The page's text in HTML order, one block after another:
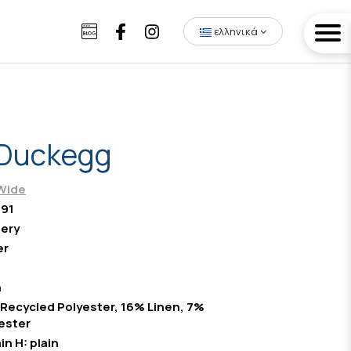
ελληνικά
Polyester, 16% Linen, 7%
H: plain